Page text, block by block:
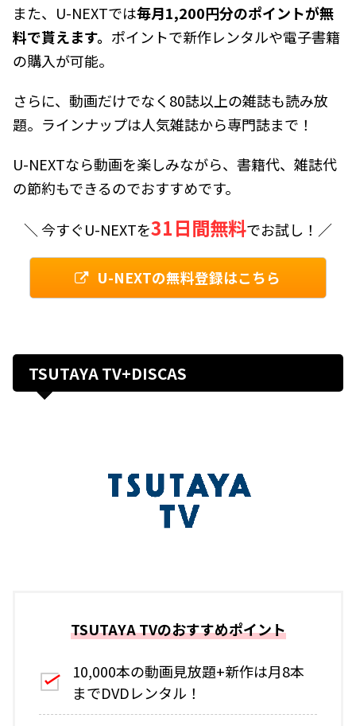
また、U-NEXTでは毎月1,200円分のポイントが無
料で貰えます。 ポイントで新作レンタルや電子書籍
の購入が可能。
さらに、動画だけでなく80誌以上の雑誌も読み放
題。ラインナップは人気雑誌から専門誌まで！
U-NEXTなら動画を楽しみながら、書籍代、雑誌代
の節約もできるのでおすすめです。
＼ 今すぐU-NEXTを31日間無料でお試し！／
U-NEXTの無料登録はこちら
TSUTAYA TV+DISCAS
TSUTAYA TVのおすすめポイント
10,000本の動画見放題+新作は月8本
までDVDレンタル！